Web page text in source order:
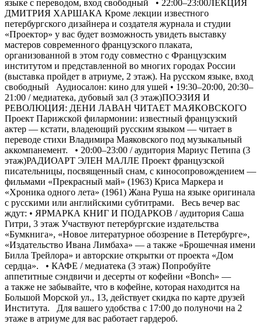
языке с переводом, вход свободный • 22:00–23:00ЛЕКЦИЯ
ДМИТРИЯ ХАРШАКА Кроме лекции известного
петербургского дизайнера и создателя журнала и студии
«Проектор» у вас будет возможность увидеть выставку
мастеров современного французского плаката,
организованной в этом году совместно с Французским
институтом и представленной во многих городах России
(выставка пройдет в атриуме, 2 этаж). На русском языке, вход
свободный Аудиосалон: кино для ушей • 19:30–20:00, 20:30–
21:00 / медиатека, дубовый зал (3 этаж)ПОЭЗИЯ И
РЕВОЛЮЦИЯ: ДЕНИ ЛАВАН ЧИТАЕТ МАЯКОВСКОГО
Проект Парижской филармонии: известный французский
актер — кстати, владеющий русским языком — читает в
переводе стихи Владимира Маяковского под музыкальный
аккомпанемент. • 20:00–23:00 / аудитория Мариус Петипа (3
этаж)РАДИОАРТ ЭЛЕН МАЛЛЕ Проект французской
писательницы, посвященный снам, с киносопровождением —
фильмами «Прекрасный май» (1963) Криса Маркера и
«Хроника одного лета» (1961) Жана Руша на языке оригинала
с русскими или английскими субтитрами. Весь вечер вас
ждут: • ЯРМАРКА КНИГ И ПОДАРКОВ / аудитория Саша
Гитри, 3 этаж Участвуют петербургские издательства
«Бумкнига», «Новое литературное обозрение в Петербурге»,
«Издательство Ивана Лимбаха» — а также «Брошечная имени
Билла Трейлора» и авторские открытки от проекта «Дом
сердца». • КАФЕ / медиатека (3 этаж) Попробуйте
аппетитные сэндвичи и десерты от кофейни «Bonch» —
а также не забывайте, что в кофейне, которая находится на
Большой Морской ул., 13, действует скидка по карте друзей
Института. Для вашего удобства с 17:00 до полуночи на 2
этаже в атриуме для вас работает гардероб.